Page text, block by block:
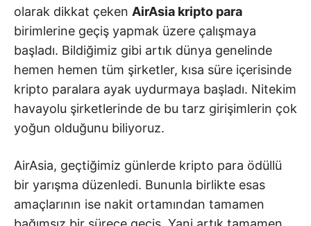
olarak dikkat çeken AirAsia kripto para
birimlerine geçiş yapmak üzere çalışmaya
başladı. Bildiğimiz gibi artık dünya genelinde
hemen hemen tüm şirketler, kısa süre içerisinde
kripto paralara ayak uydurmaya başladı. Nitekim
havayolu şirketlerinde de bu tarz girişimlerin çok
yoğun olduğunu biliyoruz.
AirAsia, geçtiğimiz günlerde kripto para ödüllü
bir yarışma düzenledi. Bununla birlikte esas
amaçlarının ise nakit ortamından tamamen